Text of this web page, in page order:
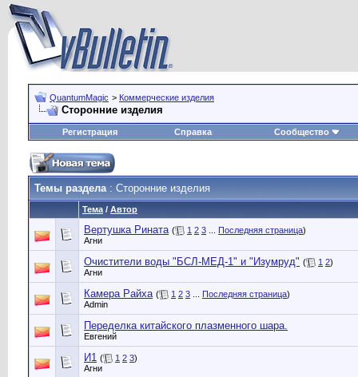
QuantumMagic > Коммерческие изделия
Сторонние изделия
Регистрация Справка Сообщество
Темы раздела: Сторонние изделия
Тема / Автор
Вертушка Рината ( 1 2 3 Последняя страница)
Агни
Очистители воды "БСЛ-МЕД-1" и "Изумруд" ( 1 2)
Агни
Камера Райха ( 1 2 3 Последняя страница)
Admin
Переделка китайского плазменного шара.
Евгений
И1 ( 1 2 3)
Агни